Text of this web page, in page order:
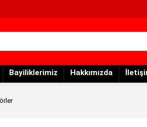
Bayiliklerimiz Hakkımızda